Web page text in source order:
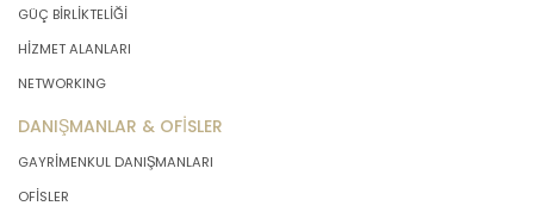
GÜÇ BİRLİKTELİĞİ
HİZMET ALANLARI
NETWORKING
DANIŞMANLAR & OFİSLER
GAYRİMENKUL DANIŞMANLARI
OFİSLER